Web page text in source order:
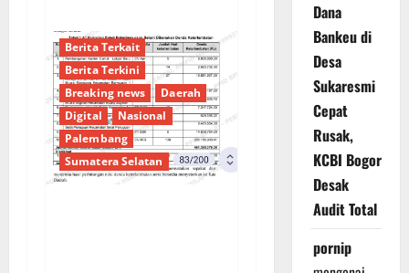
Berita Terkait
Berita Terkini
Breaking news
Daerah
Digital
Nasional
Palembang
Sumatera Selatan
Dana
Bankeu di
Desa
Sukaresmi
Cepat
Rusak,
KCBI Bogor
Desak
Audit Total
pornip